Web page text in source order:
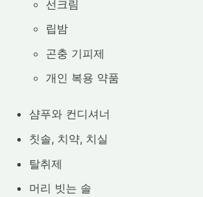
선크림
립밤
곤충 기피제
개인 복용 약품
샴푸와 컨디셔너
칫솔, 치약, 치실
탈취제
머리 빗는 솔